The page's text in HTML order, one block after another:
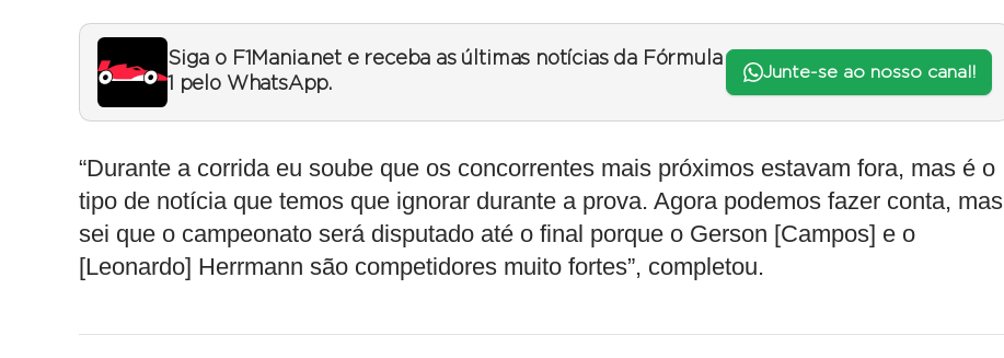
Siga o F1Mania.net e receba as últimas notícias da Fórmula
1 pelo WhatsApp.
Junte-se ao nosso canal!
“Durante a corrida eu soube que os concorrentes mais próximos estavam fora, mas é o
tipo de notícia que temos que ignorar durante a prova. Agora podemos fazer conta, mas
sei que o campeonato será disputado até o final porque o Gerson [Campos] e o
[Leonardo] Herrmann são competidores muito fortes”, completou.